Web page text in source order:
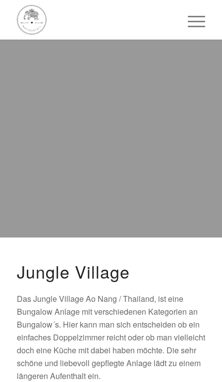
Jungle Village
Das Jungle Village Ao Nang / Thailand, ist eine
Bungalow Anlage mit verschiedenen Kategorien an
Bungalow´s. Hier kann man sich entscheiden ob ein
einfaches Doppelzimmer reicht oder ob man vielleicht
doch eine Küche mit dabei haben möchte. Die sehr
schöne und liebevoll gepflegte Anlage lädt zu einem
längeren Aufenthalt ein.